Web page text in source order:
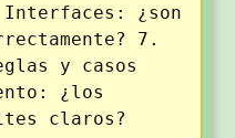
¿son
7.
y casos
¿los
claros?